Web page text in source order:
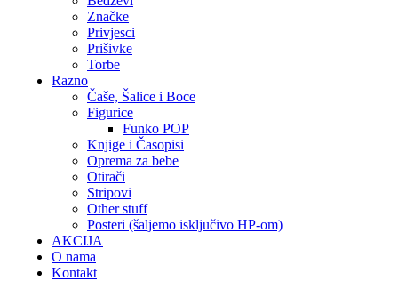
Značke
Privjesci
Prišivke
Torbe
Razno
Čaše, Šalice i Boce
Figurice
Funko POP
Knjige i Časopisi
Oprema za bebe
Otirači
Stripovi
Other stuff
Posteri (šaljemo isključivo HP-om)
AKCIJA
O nama
Kontakt